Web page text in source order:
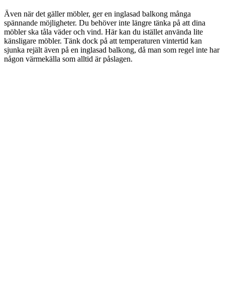
Även när det gäller möbler, ger en inglasad balkong många
spännande möjligheter. Du behöver inte längre tänka på att dina
möbler ska tåla väder och vind. Här kan du istället använda lite
känsligare möbler. Tänk dock på att temperaturen vintertid kan
sjunka rejält även på en inglasad balkong, då man som regel inte har
någon värmekälla som alltid är påslagen.